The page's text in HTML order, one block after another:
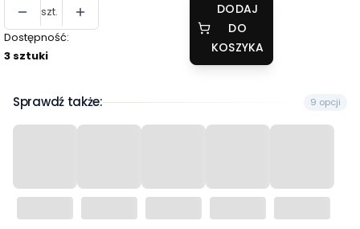
szt.
Dostępność:
3 sztuki
DODAJ
DO
KOSZYKA
Sprawdź także: 9 opcji